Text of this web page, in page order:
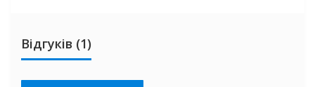
Відгуків (1)